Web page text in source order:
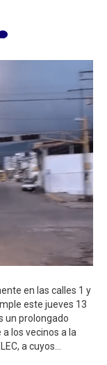
en las calles 1 y
este jueves 13
un prolongado
los vecinos a la
a cuyos…